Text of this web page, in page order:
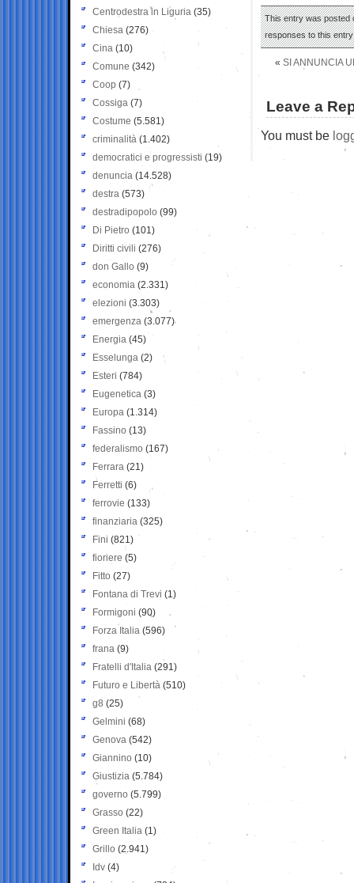
This entry was posted
responses to this
« SI ANNUNCIA
Leave a
You must be
Centrodestra in Liguria (35)
Chiesa (276)
Cina (10)
Comune (342)
Coop (7)
Cossiga (7)
Costume (5.581)
criminalità (1.402)
democratici e progressisti (19)
denuncia (14.528)
destra (573)
destradipopolo (99)
Di Pietro (101)
Diritti civili (276)
don Gallo (9)
economia (2.331)
elezioni (3.303)
emergenza (3.077)
Energia (45)
Esselunga (2)
Esteri (784)
Eugenetica (3)
Europa (1.314)
Fassino (13)
federalismo (167)
Ferrara (21)
Ferretti (6)
ferrovie (133)
finanziaria (325)
Fini (821)
fioriere (5)
Fitto (27)
Fontana di Trevi (1)
Formigoni (90)
Forza Italia (596)
frana (9)
Fratelli d'Italia (291)
Futuro e Libertà (510)
g8 (25)
Gelmini (68)
Genova (542)
Giannino (10)
Giustizia (5.784)
governo (5.799)
Grasso (22)
Green Italia (1)
Grillo (2.941)
Idv (4)